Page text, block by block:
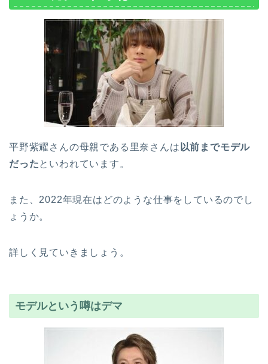
平野紫耀さんの母親である里奈さんは以前までモデル
だったといわれています。
また、2022年現在はどのような仕事をしているのでし
ょうか。
詳しく見ていきましょう。
モデルという噂はデマ